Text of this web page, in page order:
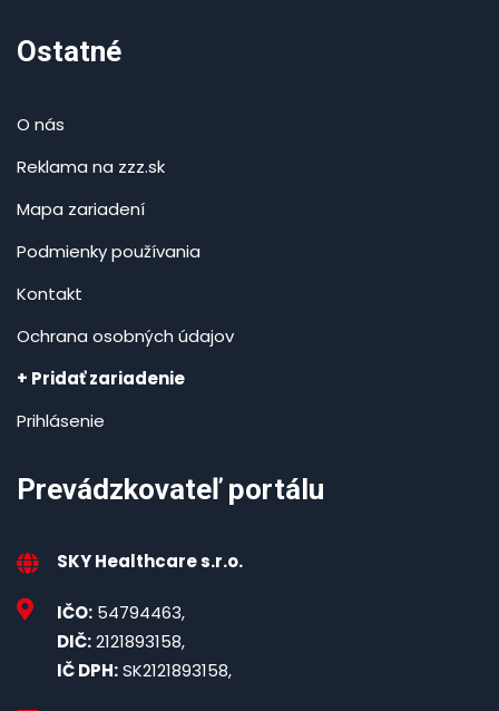
Ostatné
O nás
Reklama na zzz.sk
Mapa zariadení
Podmienky používania
Kontakt
Ochrana osobných údajov
+ Pridať zariadenie
Prihlásenie
Prevádzkovateľ portálu
SKY Healthcare s.r.o.
IČO: 54794463,
DIČ:2121893158,
IČ DPH:SK2121893158,